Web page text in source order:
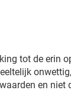
tot de erin
en